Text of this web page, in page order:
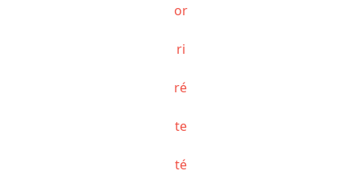
or
ri
ré
te
té